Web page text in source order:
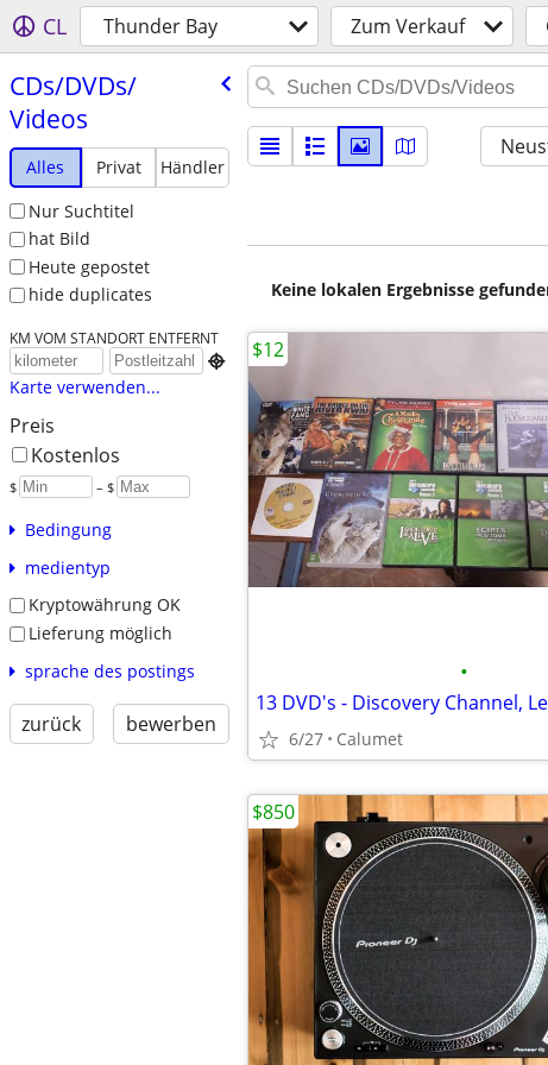
CL Thunder Bay Zum Verkauf
CDs/​DVDs/​
Videos
Alles Privat
Händler
Nur Suchtitel
hat Bild
Heute gepostet
hide duplicates
KM VOM STANDORT ENTFERNT

Karte verwenden...
Preis
Kostenlos
$ – $
Bedingung
medientyp
Kryptowährung OK
Lieferung möglich
sprache des postings
zurück bewerben
Keine lokalen Ergebnisse
•
6/27 Calumet
$12
$850